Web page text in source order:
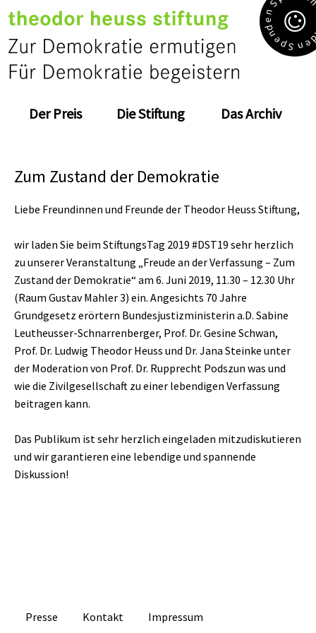
Der Preis Die Stiftung Das Archiv
S
p
e
n
d
e
n
S
e
n
Zum Zustand der Demokratie
Liebe Freundinnen und Freunde der Theodor Heuss Stiftung,
wir laden Sie beim StiftungsTag 2019 #DST19 sehr herzlich
zu unserer Veranstaltung „Freude an der Verfassung – Zum
Zustand der Demokratie“ am 6. Juni 2019, 11.30 – 12.30 Uhr
(Raum Gustav Mahler 3) ein. Angesichts 70 Jahre
Grundgesetz erörtern Bundesjustizministerin a.D. Sabine
Leutheusser-Schnarrenberger, Prof. Dr. Gesine Schwan,
Prof. Dr. Ludwig Theodor Heuss und Dr. Jana Steinke unter
der Moderation von Prof. Dr. Rupprecht Podszun was und
wie die Zivilgesellschaft zu einer lebendigen Verfassung
beitragen kann.
Das Publikum ist sehr herzlich eingeladen mitzudiskutieren
und wir garantieren eine lebendige und spannende
Diskussion!
Presse Kontakt Impressum